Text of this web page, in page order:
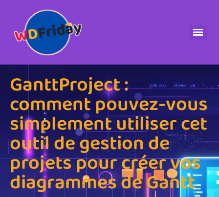
GanttProject :
comment pouvez-vous
simplement utiliser cet
outil de gestion de
projets pour créer vos
diagrammes de Gantt